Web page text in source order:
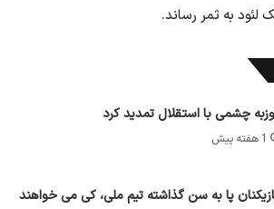
لئود به ثمر رساند.
چشمی با استقلال تمدید کرد
1 هفته پیش
پا به سن گذاشته تیم ملی، کی می خواهند